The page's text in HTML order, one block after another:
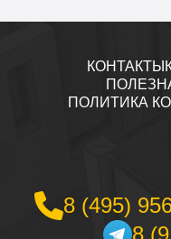
КОНТАКТЫ
ПОЛИТИКА
8 (495)